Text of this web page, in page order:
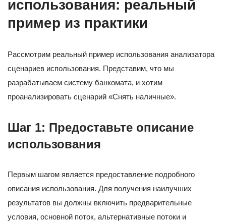
использования: реальный
пример из практики
Рассмотрим реальный пример использования анализатора
сценариев использования. Представим, что мы
разрабатываем систему банкомата, и хотим
проанализировать сценарий «Снять наличные».
Шаг 1: Предоставьте описание
использования
Первым шагом является предоставление подробного
описания использования. Для получения наилучших
результатов вы должны включить предварительные
условия, основной поток, альтернативные потоки и